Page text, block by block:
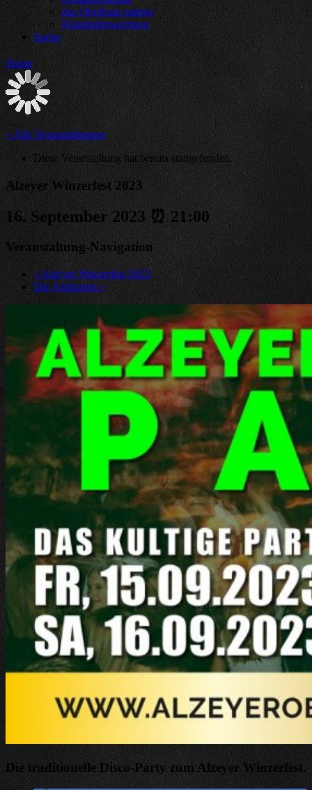
das Oberhaus mieten
Künstlerbewerbung
Suche
Home
« Alle Veranstaltungen
Diese Veranstaltung hat bereits stattgefunden.
Alzeyer Winzerfest 2023
16. September 2023 ⏰ 21:00
Veranstaltung-Navigation
« Alzeyer Winzerfest 2023
Die Arzthosen »
Die traditionelle Disco-Party zum Alzeyer Winzerfest.